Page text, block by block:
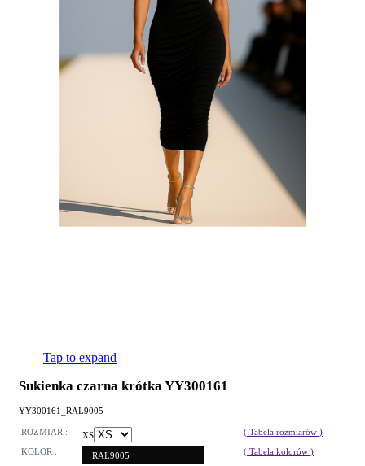
Tap to expand
Sukienka czarna krótka YY300161
YY300161_RAL9005
ROZMIAR : XS
( Tabela rozmiarów )
KOLOR :
RAL9005 ( Tabela kolorów )